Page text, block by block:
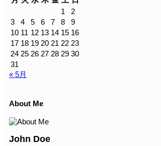
1
2
3
4 5 6 7 8
9
10 11 12 13 14 15 16
17 18 19 20 21 22 23
24 25 26 27 28 29 30
31
« 5月
About Me
John Doe